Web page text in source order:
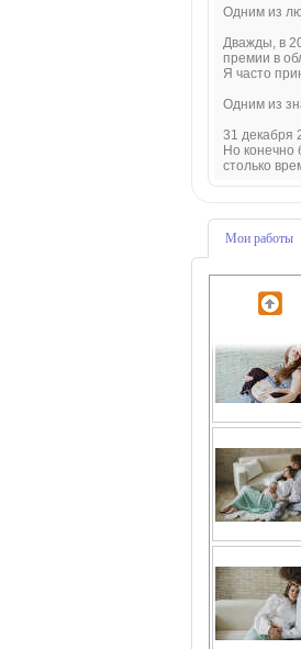
Одним из
Дважды, в
премии в
Я часто
Одним из
31 декабря
Но конечно
столько
Мои работы